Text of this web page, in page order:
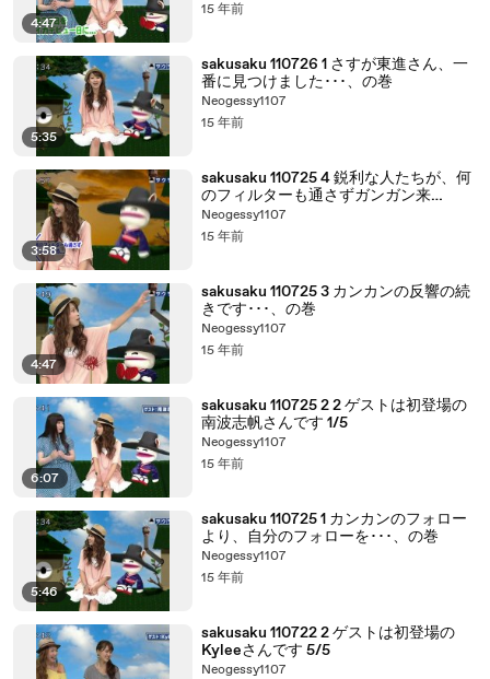
4:47
15 年前
5:35
sakusaku 110726 1 さすが東進さん、一
番に見つけました･･･、の巻
Neogessy1107
15 年前
3:58
sakusaku 110725 4 鋭利な人たちが、何
のフィルターも通さずガンガン来
る･･･、の巻
Neogessy1107
15 年前
4:47
sakusaku 110725 3 カンカンの反響の続
きです･･･、の巻
Neogessy1107
15 年前
6:07
sakusaku 110725 2 2 ゲストは初登場の
南波志帆さんです 1/5
Neogessy1107
15 年前
5:46
sakusaku 110725 1 カンカンのフォロー
より、自分のフォローを･･･、の巻
Neogessy1107
15 年前
sakusaku 110722 2 ゲストは初登場の
Kyleeさんです 5/5
Neogessy1107